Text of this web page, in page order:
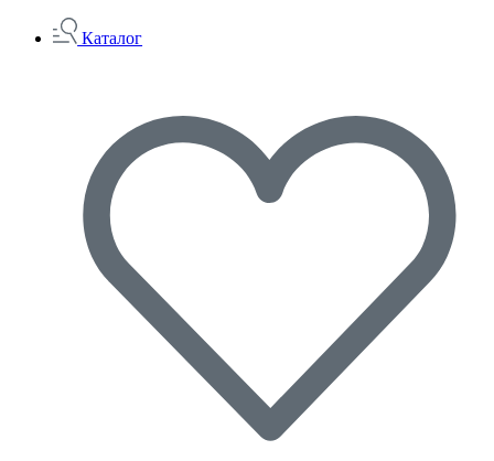
Каталог